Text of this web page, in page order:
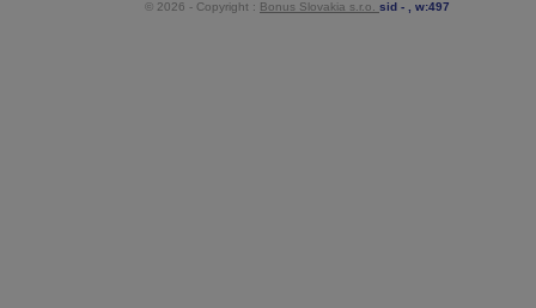
© 2026 - Copyright : Bonus Slovakia s.r.o. sid - , w:497